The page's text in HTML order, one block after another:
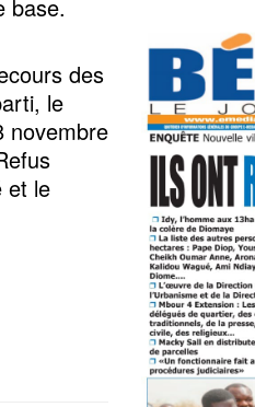
base.
des
le
novembre
et le